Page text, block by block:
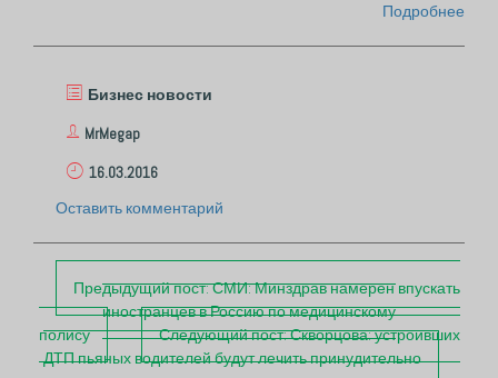
Подробнее
Бизнес новости
MrMegap
16.03.2016
Оставить комментарий
П
о
с
Предыдущий пост:СМИ: Минздрав намерен впускать
иностранцев в Россию по медицинскому
полису
Следующий пост:Скворцова: устроивших
ДТП пьяных водителей будут лечить принудительно